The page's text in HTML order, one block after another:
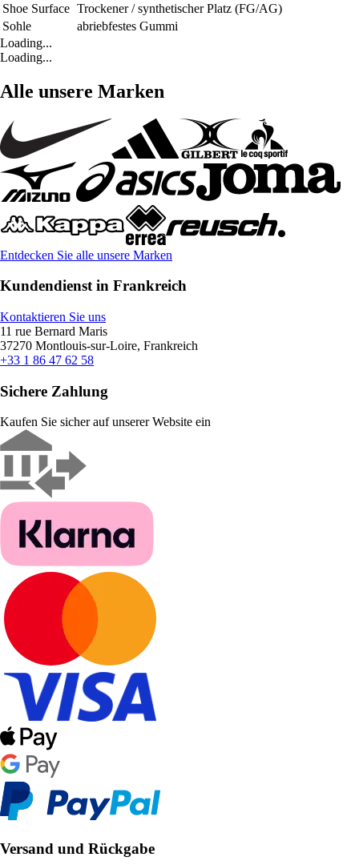
Shoe Surface Trockener / synthetischer Platz (FG/AG)
Sohle
abriebfestes Gummi
Loading...
Loading...
Alle unsere Marken
Entdecken Sie alle unsere Marken
Kundendienst in Frankreich
Kontaktieren Sie uns
11 rue Bernard Maris
37270 Montlouis-sur-Loire, Frankreich
+33 1 86 47 62 58
Sichere Zahlung
Kaufen Sie sicher auf unserer Website ein
Versand und Rückgabe